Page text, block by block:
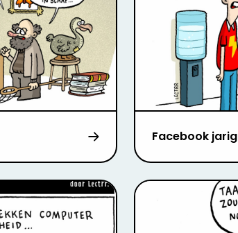
Facebook jarig